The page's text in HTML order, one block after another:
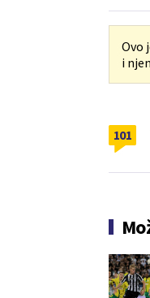
Ovo
i
101